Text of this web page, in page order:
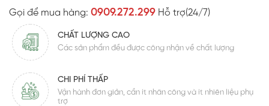
Gọi để mua hàng: 0909.272.299 Hỗ trợ(24/7)
CHẤT LƯỢNG CAO
Các sản phẩm đều được công nhận về chất lượng
CHI PHÍ THẤP
Vận hành đơn giản, cần ít nhân công và ít nhiên liệu phụ
trợ